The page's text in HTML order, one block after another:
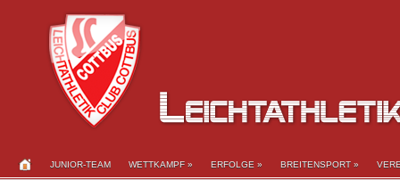
JUNIOR-TEAM WETTKAMPF » ERFOLGE » BREITENSPORT »